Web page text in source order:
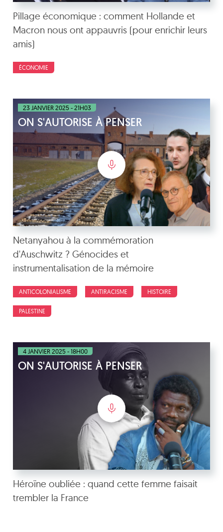
Pillage économique : comment Hollande et
Macron nous ont appauvris (pour enrichir leurs
amis)
ÉCONOMIE
23 JANVIER 2025 - 21H03
ON S'AUTORISE À PENSER
Netanyahou à la commémoration
d'Auschwitz ? Génocides et
instrumentalisation de la mémoire
ANTICOLONIALISME ANTIRACISME HISTOIRE
PALESTINE
4 JANVIER 2025 - 18H00
ON S'AUTORISE À PENSER
Héroïne oubliée : quand cette femme faisait
trembler la France